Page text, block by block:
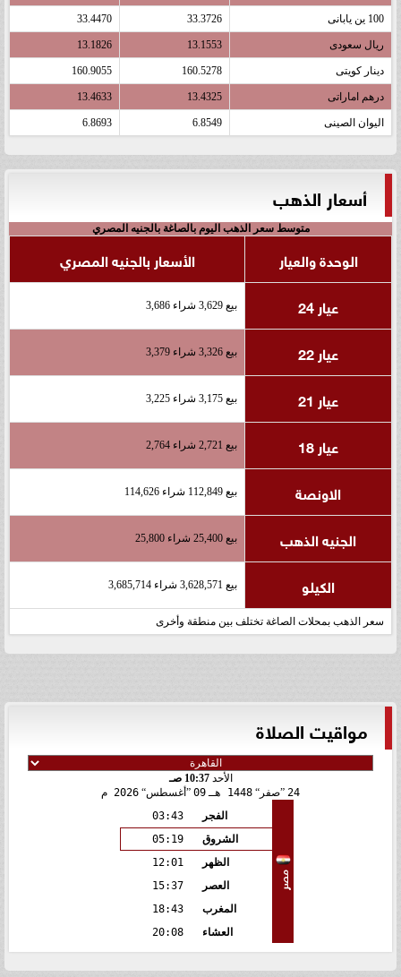
100 ين يابانى 33.3726
33.4470
ريال سعودى 13.1553
13.1826
دينار كويتى 160.5278
160.9055
درهم اماراتى 13.4325
13.4633
اليوان الصينى 6.8549
6.8693
أسعار الذهب
متوسط سعر الذهب اليوم بالصاغة بالجنيه المصري
الوحدة والعيار
الأسعار بالجنيه المصري
عيار 24
بيع 3,629 شراء 3,686
عيار 22 بيع 3,326 شراء 3,379
عيار 21 بيع 3,175 شراء 3,225
عيار 18 بيع 2,721 شراء 2,764
الاونصة بيع 112,849 شراء 114,626
الجنيه الذهب بيع 25,400 شراء 25,800
الكيلو بيع 3,628,571 شراء 3,685,714
سعر الذهب بمحلات الصاغة تختلف بين منطقة وأخرى
مواقيت الصلاة
الأحد10:37 صـ
24 صفر 1448 هـ 09 أغسطس 2026 م
مصر
الفجر
03:43
الشروق
05:19
الظهر
12:01
العصر
15:37
المغرب
18:43
العشاء
20:08